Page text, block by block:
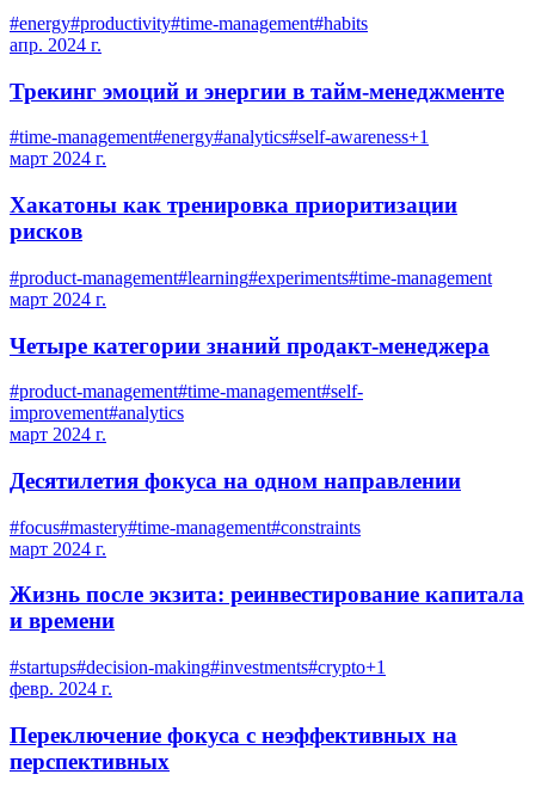
#energy#productivity#time-management#habits
апр. 2024 г.
Трекинг эмоций и энергии в тайм-менеджменте
#time-management#energy#analytics#self-awareness+1
март 2024 г.
Хакатоны как тренировка приоритизации
рисков
#product-management#learning#experiments#time-management
март 2024 г.
Четыре категории знаний продакт-менеджера
#product-management#time-management#self-
improvement#analytics
март 2024 г.
Десятилетия фокуса на одном направлении
#focus#mastery#time-management#constraints
март 2024 г.
Жизнь после экзита: реинвестирование капитала
и времени
#startups#decision-making#investments#crypto+1
февр. 2024 г.
Переключение фокуса с неэффективных на
перспективных